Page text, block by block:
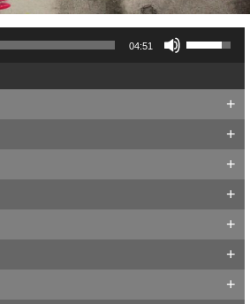
04:51
+
+
+
+
+
+
+